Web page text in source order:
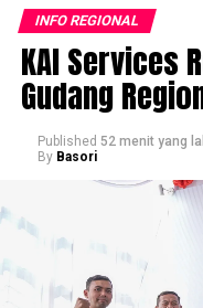
INFO REGIONAL
KAI Services
Gudang
Published 52 menit yang
By Basori